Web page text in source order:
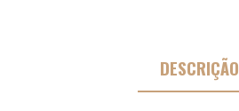
DESCRIÇÃO